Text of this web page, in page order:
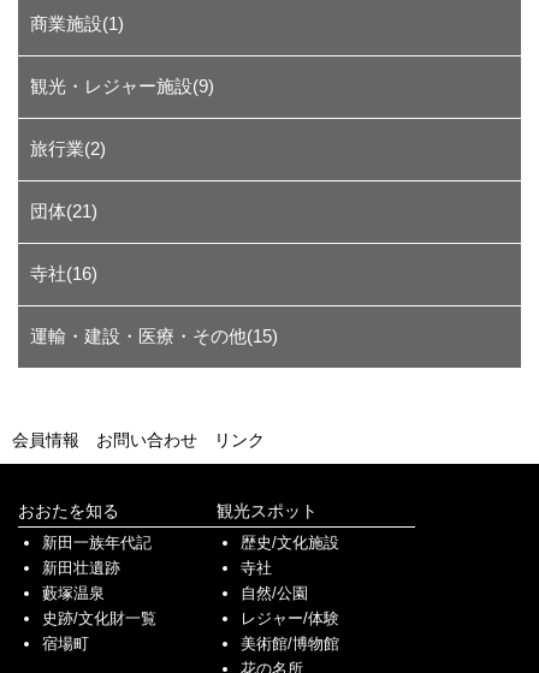
商業施設(1)
観光・レジャー施設(9)
旅行業(2)
団体(21)
寺社(16)
運輸・建設・医療・その他(15)
会員情報 お問い合わせ リンク
おおたを知る
新田一族年代記
新田壮遺跡
藪塚温泉
史跡/文化財一覧
宿場町
観光スポット
歴史/文化施設
寺社
自然/公園
レジャー/体験
美術館/博物館
花の名所